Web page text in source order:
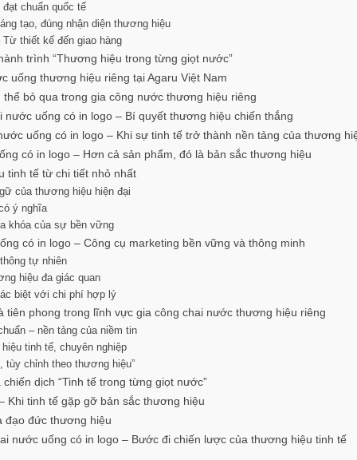
chuẩn quốc tế
tạo, đúng nhận diện thương hiệu
thiết kế đến giao hàng
trình “Thương hiệu trong từng giọt nước”
uống thương hiệu riêng tại Agaru Việt Nam
thể bỏ qua trong gia công nước thương hiệu riêng
nước uống có in logo – Bí quyết thương hiệu chiến thắng
uống có in logo – Khi sự tinh tế trở thành nền tảng của thương
có in logo – Hơn cả sản phẩm, đó là bản sắc thương hiệu
tinh tế từ chi tiết nhỏ nhất
của thương hiệu hiện đại
ý nghĩa
khóa của sự bền vững
có in logo – Công cụ marketing bền vững và thông minh
tự nhiên
hiệu đa giác quan
biệt với chi phí hợp lý
tiên phong trong lĩnh vực gia công chai nước thương hiệu riêng
– nền tảng của niềm tin
tinh tế, chuyên nghiệp
tùy chỉnh theo thương hiệu”
dịch “Tinh tế trong từng giọt nước”
Khi tinh tế gặp gỡ bản sắc thương hiệu
đạo đức thương hiệu
nước uống có in logo – Bước đi chiến lược của thương hiệu tinh tế